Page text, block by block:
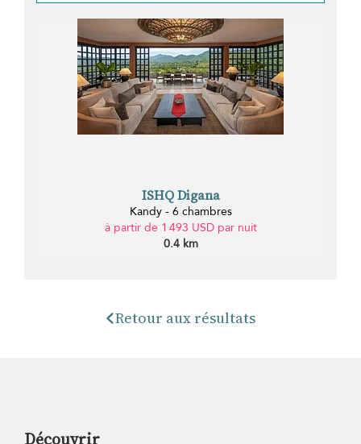
ISHQ Digana
Kandy - 6 chambres
à partir de 1 493 USD par nuit
0.4 km
Retour aux résultats